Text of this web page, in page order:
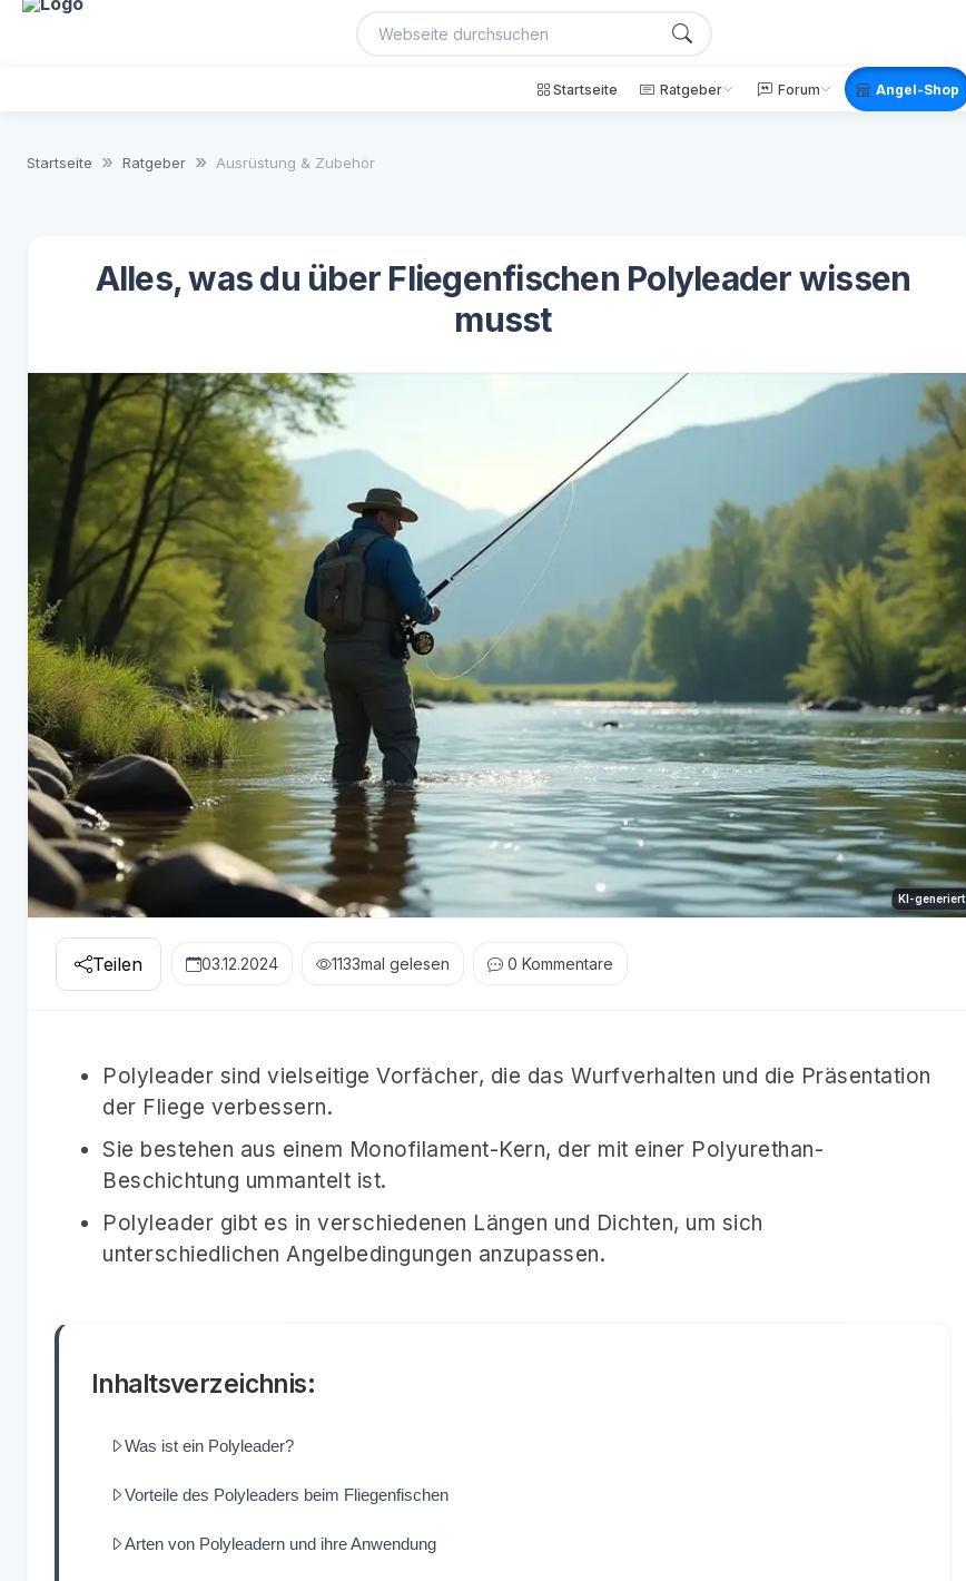
Startseite Ratgeber Forum Angel-Shop
Startseite Ratgeber Ausrüstung & Zubehör
Alles, was du über Fliegenfischen Polyleader wissen
musst
KI-generiert
Teilen 03.12.2024 1133mal gelesen 0 Kommentare
Polyleader sind vielseitige Vorfächer, die das Wurfverhalten und die Präsentation
der Fliege verbessern.
Sie bestehen aus einem Monofilament-Kern, der mit einer Polyurethan-
Beschichtung ummantelt ist.
Polyleader gibt es in verschiedenen Längen und Dichten, um sich
unterschiedlichen Angelbedingungen anzupassen.
Inhaltsverzeichnis:
Was ist ein Polyleader?
Vorteile des Polyleaders beim Fliegenfischen
Arten von Polyleadern und ihre Anwendung